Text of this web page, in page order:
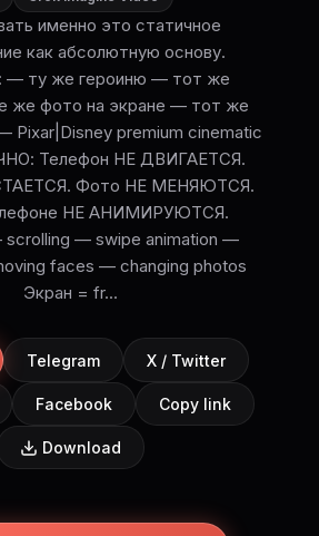
именно это статичное
как абсолютную основу.
— ту же героиню — тот же
же фото на экране — тот же
Pixar|Disney premium cinematic
Телефон НЕ ДВИГАЕТСЯ.
Фото НЕ МЕНЯЮТСЯ.
НЕ АНИМИРУЮТСЯ.
scrolling — swipe animation —
faces — changing photos
Экран = fr...
Telegram X / Twitter
Facebook Copy link
Download